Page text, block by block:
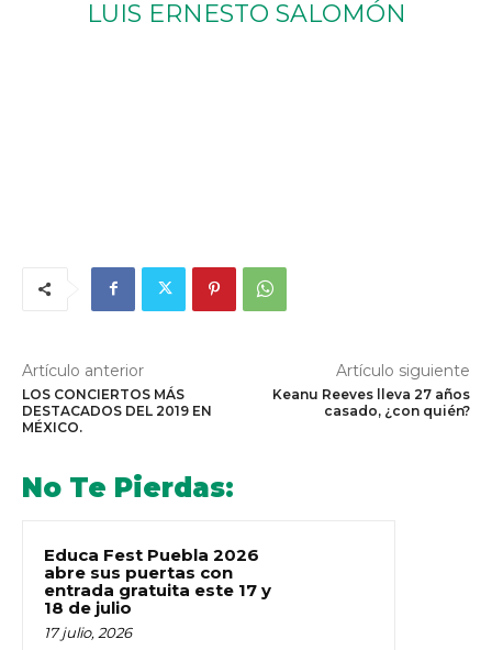
LUIS ERNESTO SALOMÓN
Artículo anterior
LOS CONCIERTOS MÁS
DESTACADOS DEL 2019 EN
MÉXICO.
Artículo siguiente
Keanu Reeves lleva 27 años
casado, ¿con quién?
No Te Pierdas:
Educa Fest Puebla 2026
abre sus puertas con
entrada gratuita este 17 y
18 de julio
17 julio, 2026